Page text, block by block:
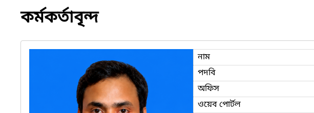
কর্মকর্তাবৃন্দ
নাম
পদবি
অফিস
ওয়েব পোর্টল